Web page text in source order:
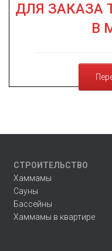
ДЛЯ ЗАКАЗА
В
СТРОИТЕЛЬСТВО
Хаммамы
Сауны
Бассейны
Хаммамы в квартире